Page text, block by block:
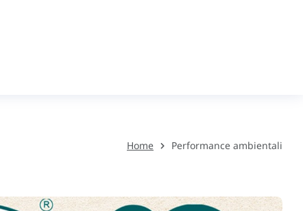
Home Performance ambientali